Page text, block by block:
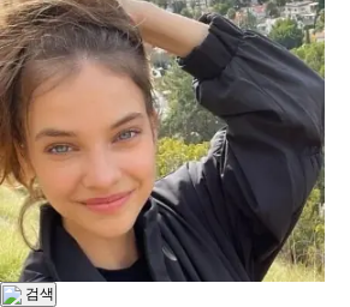
검색
서비스
이반마
대표자 :
사업자
개인정